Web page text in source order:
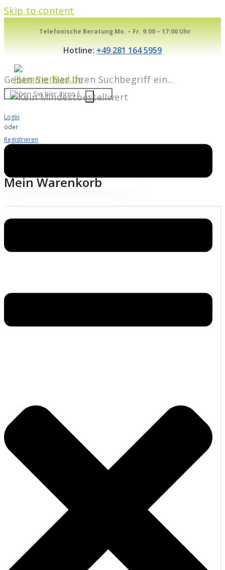
Skip to content
Telefonische Beratung Mo. – Fr. 9:00 – 17:00 Uhr
Hotline:+49 281 164 5959
Geben Sie hier Ihren Suchbegriff ein...
Login
oder
Registrieren
Warenkorb
Mein Warenkorb